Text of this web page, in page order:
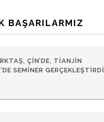
BAŞARILARMIZ
ÇIN’DE, TIANJIN
SEMINER GERÇEKLEŞTIRDI